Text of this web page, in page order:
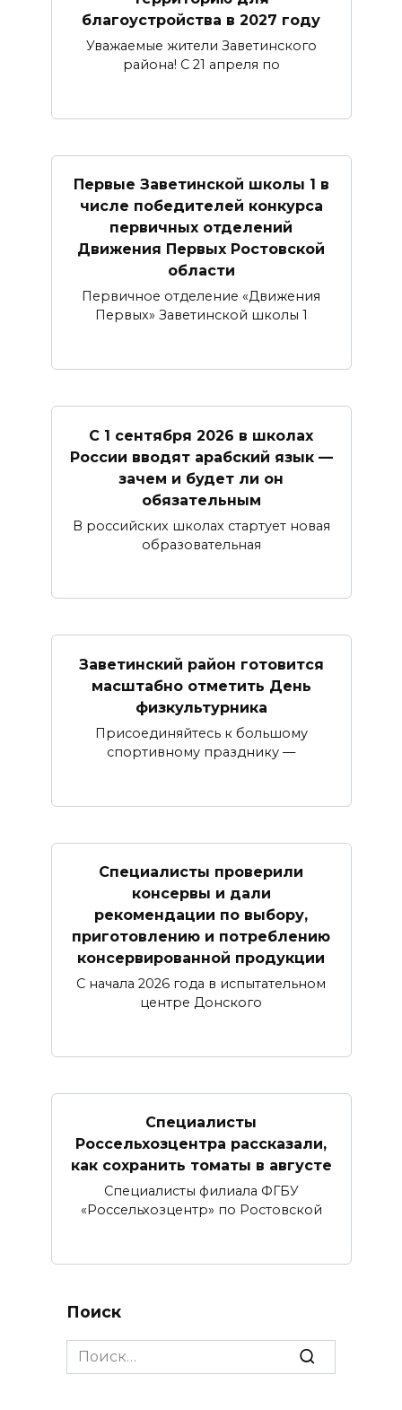
благоустройства в 2027 году
Уважаемые жители Заветинского
района! С 21 апреля по
Первые Заветинской школы 1 в
числе победителей конкурса
первичных отделений
Движения Первых Ростовской
области
Первичное отделение «Движения
Первых» Заветинской школы 1
С 1 сентября 2026 в школах
России вводят арабский язык —
зачем и будет ли он
обязательным
В российских школах стартует новая
образовательная
Заветинский район готовится
масштабно отметить День
физкультурника
Присоединяйтесь к большому
спортивному празднику —
Специалисты проверили
консервы и дали
рекомендации по выбору,
приготовлению и потреблению
консервированной продукции
С начала 2026 года в испытательном
центре Донского
Специалисты
Россельхозцентра рассказали,
как сохранить томаты в августе
Специалисты филиала ФГБУ
«Россельхозцентр» по Ростовской
Поиск
Search
for: